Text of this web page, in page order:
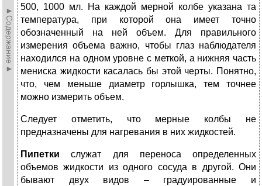
►Содержание►
500, 1000 мл. На каждой мерной колбе указана та
температура, при которой она имеет точно
обозначенный на ней объем. Для правильного
измерения объема важно, чтобы глаз наблюдателя
находился на одном уровне с меткой, а нижняя часть
мениска жидкости касалась бы этой черты. Понятно,
что, чем меньше диаметр горлышка, тем точнее
можно измерить объем.
Следует отметить, что мерные колбы не
предназначены для нагревания в них жидкостей.
Пипетки служат для переноса определенных
объемов жидкости из одного сосуда в другой. Они
бывают двух видов – градуированные и